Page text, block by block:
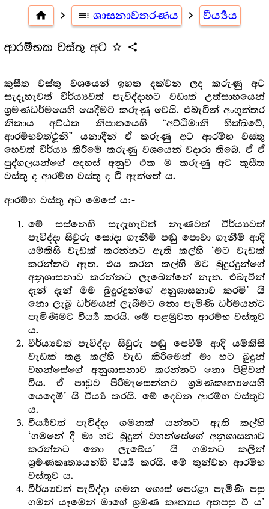
home navigate_next toc ශාසනාවතරණය navigate_next වීර්‍ය්‍යය
ආරම්භක වස්තු අට star_outline share
කුසීත වස්තු වශයෙන් ඉහත දක්වන ලද කරුණු අට
සැදැහැවත් වීර්ය්‍යවත් පැවිද්දාහට වඩාත් උත්සාහයෙන්
ශ්‍ර‍මණධර්මයෙහි යෙදීමට කරුණු වෙයි. එබැවින් අංගුත්තර
නිකාය අට්ඨක නිපාතයෙහි “අට්ඨිමානි භික්ඛවේ,
ආරම්භවත්ථූනි” යනාදීන් ඒ කරුණු අට ආරම්භ වස්තු
හෙවත් වීර්ය්‍ය කිරීමේ කරුණු වශයෙන් වදාරා තිබේ. ඒ ඒ
පුද්ගලයන්ගේ අදහස් අනුව එක ම කරුණු අට කුසීත
වස්තු ද ආරම්භ වස්තු ද වී ඇත්තේ ය.
ආරම්භ වස්තු අට මෙසේ ය:-
මේ සස්නෙහි සැදැහැවත් නැණවත් වීර්ය්‍යවත්
පැවිද්දා සිවුරු සෝදා ගැනීම් පඬු පොවා ගැනීම් ආදි
යම්කිසි වැඩක් කරන්නට ඇති කල්හි ‘මට වැඩක්
කරන්නට ඇත. එය කරන කල්හි මට බුදුරදුන්ගේ
අනුශාසනාව කරන්නට ලැබෙන්නේ නැත. එබැවින්
දැන් දැන් මම බුදුරදුන්ගේ අනුශාසනාව කරමි’ යි
නො ලැබූ ධර්මයන් ලැබීමට නො පැමිණි ධර්මයන්ට
පැමිණීමට වීර්‍ය්‍ය කරයි. මේ පළමුවන ආරම්භ වස්තුව
ය.
වීර්ය්‍යවත් පැවිද්දා සිවුරු පඬු පෙවීම් ආදි යම්කිසි
වැඩක් කළ කල්හි වැඩ කිරීමෙන් මා හට බුදුන්
වහන්සේගේ අනුශාසනාව කරන්නට නො පිළිවන්
විය. ඒ පාඩුව පිරිමැසෙන්නට ශ්‍ර‍මණකෘත්‍යයෙහි
යෙදෙමි’ යි වීර්‍ය්‍ය කරයි. මේ දෙවන ආරම්භ වස්තුව
ය.
වීර්‍ය්‍යවත් පැවිද්දා ගමනක් යන්නට ඇති කල්හි
‘ගමනේ දී මා හට බුදුන් වහන්සේගේ අනුශාසනාව
කරන්නට නො ලැබේය’ යි ගමනට කලින්
ශ්‍ර‍මණකෘත්‍යයන්හි වීර්‍ය්‍ය කරයි. මේ තුන්වන ආරම්භ
වස්තුව ය.
වීර්ය්‍යවත් පැවිද්දා ගමන ගොස් පෙරළා පැමිණි පසු
ගමන් යෑමෙන් මාගේ ශ්‍ර‍මණ කෘත්‍යය අතපසු වී ය’